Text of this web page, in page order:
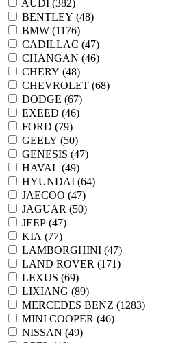
AUDI (382)
BENTLEY (48)
BMW (1176)
CADILLAC (47)
CHANGAN (46)
CHERY (48)
CHEVROLET (68)
DODGE (67)
EXEED (46)
FORD (79)
GEELY (50)
GENESIS (47)
HAVAL (49)
HYUNDAI (64)
JAECOO (47)
JAGUAR (50)
JEEP (47)
KIA (77)
LAMBORGHINI (47)
LAND ROVER (171)
LEXUS (69)
LIXIANG (89)
MERCEDES BENZ (1283)
MINI COOPER (46)
NISSAN (49)